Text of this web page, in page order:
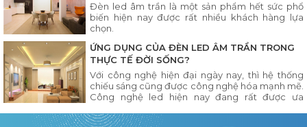
Đèn led âm trần là một sản phẩm hết sức phổ
biến hiện nay được rất nhiều khách hàng lựa
chọn.
ỨNG DỤNG CỦA ĐÈN LED ÂM TRẦN TRONG
THỰC TẾ ĐỜI SỐNG?
Với công nghệ hiện đại ngày nay, thì hệ thống
chiếu sáng cũng được công nghệ hóa mạnh mẽ.
Công nghệ led hiện nay đang rất được ưa